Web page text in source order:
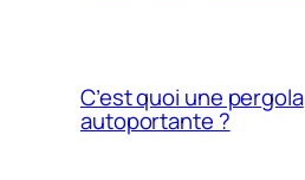
C’est quoi une pergola
autoportante ?